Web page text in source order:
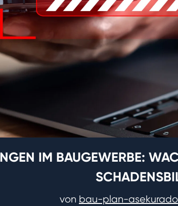
IM BAUGEWERBE:
von bau-plan-asekurado